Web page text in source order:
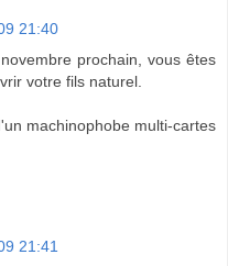
21:40
prochain, vous êtes
votre fils naturel.
machinophobe multi-cartes
21:41